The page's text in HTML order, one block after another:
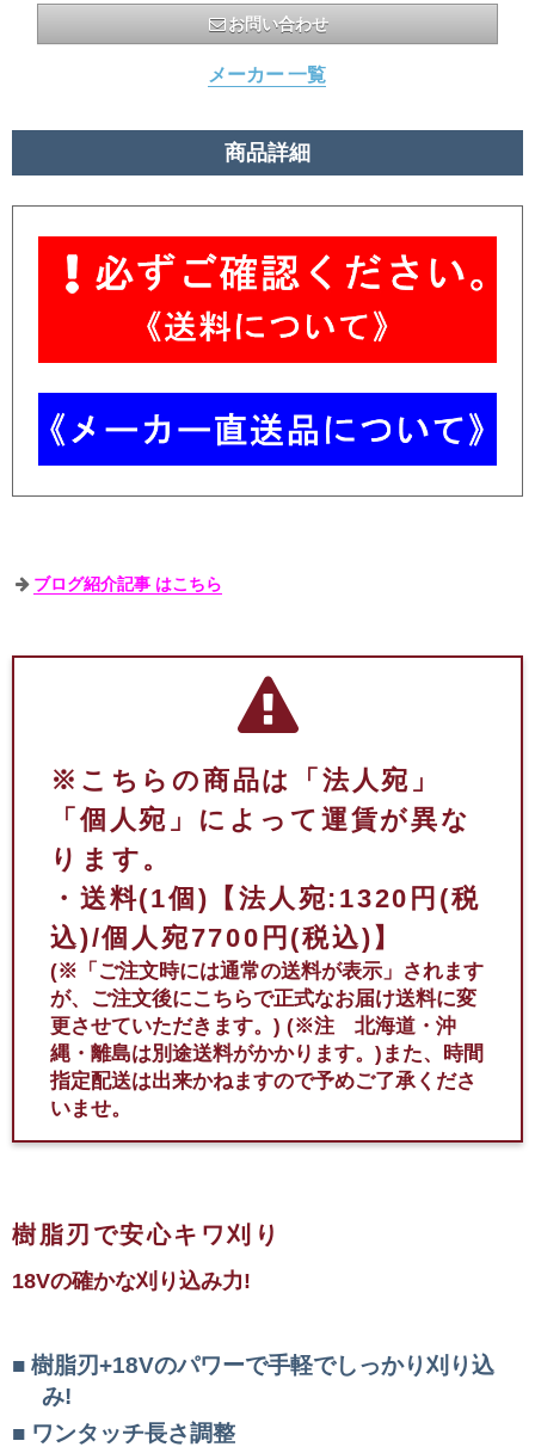
お問い合わせ
メーカー 一覧
商品詳細
ブログ紹介記事 はこちら
※こちらの商品は「法人宛」
「個人宛」によって運賃が異な
ります。
・送料(1個)【法人宛:1320円(税
込)/個人宛7700円(税込)】
(※「ご注文時には通常の送料が表示」されます
が、ご注文後にこちらで正式なお届け送料に変
更させていただきます。) (※注 北海道・沖
縄・離島は別途送料がかかります。) また、時間
指定配送は出来かねますので予めご了承くださ
いませ。
樹脂刃で安心キワ刈り
18Vの確かな刈り込み力!
樹脂刃+18Vのパワーで手軽でしっかり刈り込
み!
ワンタッチ長さ調整